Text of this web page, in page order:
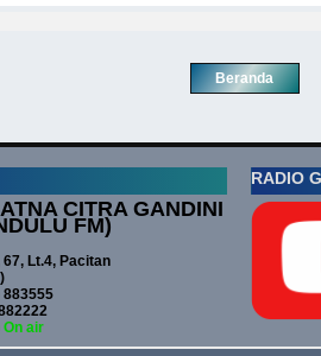
Beranda
CITRA GANDINI
FM)
Lt.4, Pacitan
883555
On air
RADIO